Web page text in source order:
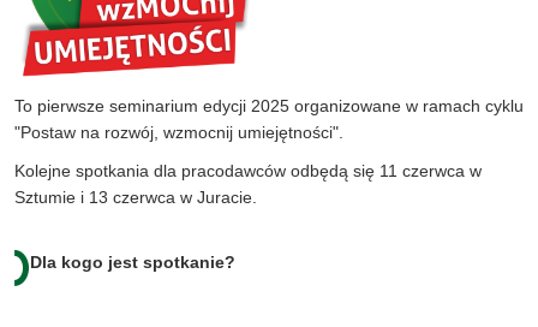
To pierwsze seminarium edycji 2025 organizowane w ramach cyklu
"Postaw na rozwój, wzmocnij umiejętności".
Kolejne spotkania dla pracodawców odbędą się 11 czerwca w
Sztumie i 13 czerwca w Juracie.
Dla kogo jest spotkanie?